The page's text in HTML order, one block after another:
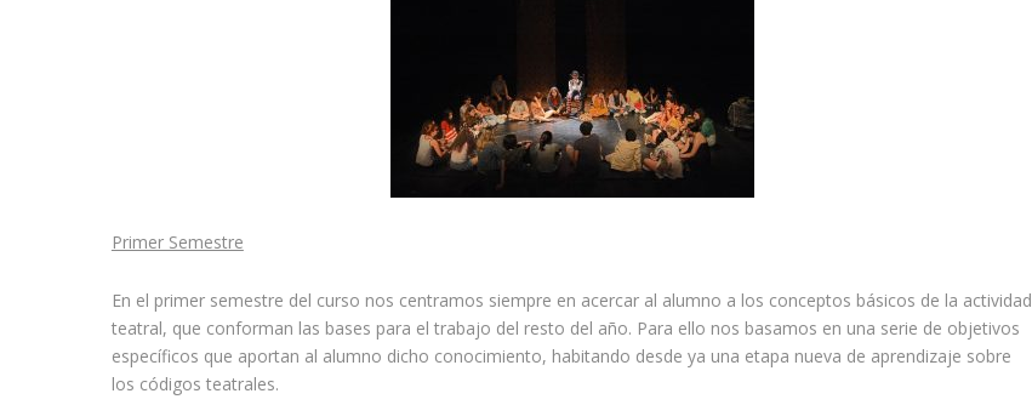
Primer Semestre
En el primer semestre del curso nos centramos siempre en acercar al alumno a los conceptos básicos de la actividad
teatral, que conforman las bases para el trabajo del resto del año. Para ello nos basamos en una serie de objetivos
específicos que aportan al alumno dicho conocimiento, habitando desde ya una etapa nueva de aprendizaje sobre
los códigos teatrales.